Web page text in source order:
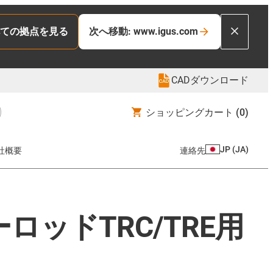
の拠点を見る 次へ移動: www.igus.com
CADダウンロード
ショッピングカート (0)
概要 連絡先 JP (JA)
ッドTRC/TRE用